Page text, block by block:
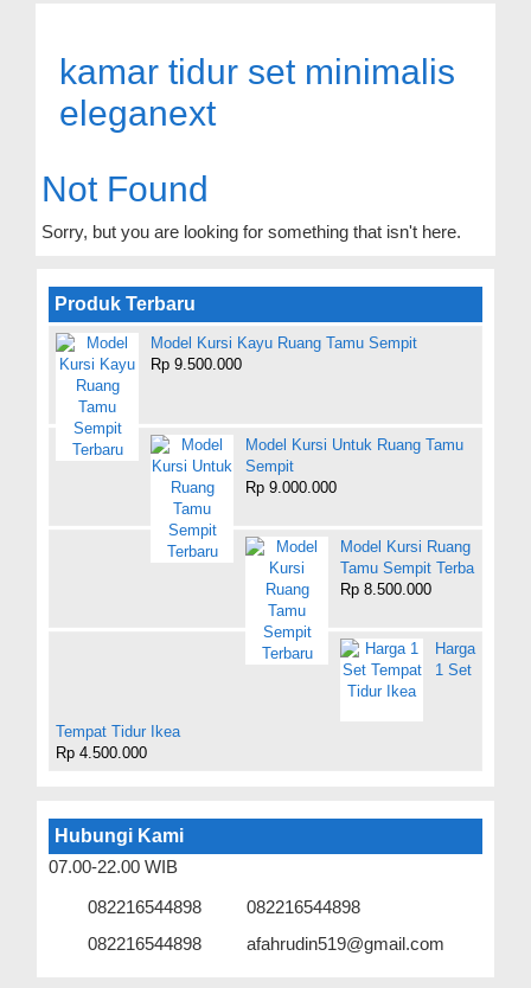
kamar tidur set minimalis
eleganext
Not Found
Sorry, but you are looking for something that isn't here.
Produk Terbaru
Model Kursi Kayu Ruang Tamu Sempit
Rp 9.500.000
Model Kursi Untuk Ruang Tamu
Sempit
Rp 9.000.000
Model Kursi Ruang
Tamu Sempit Terba
Rp 8.500.000
Harga
1 Set
Tempat Tidur Ikea
Rp 4.500.000
Hubungi Kami
07.00-22.00 WIB
082216544898
082216544898
082216544898
afahrudin519@gmail.com